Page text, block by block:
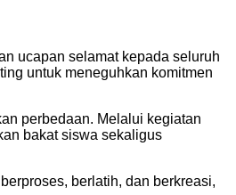
ucapan selamat kepada seluruh
untuk meneguhkan komitmen
perbedaan. Melalui kegiatan
bakat siswa sekaligus
berlatih, dan berkreasi,